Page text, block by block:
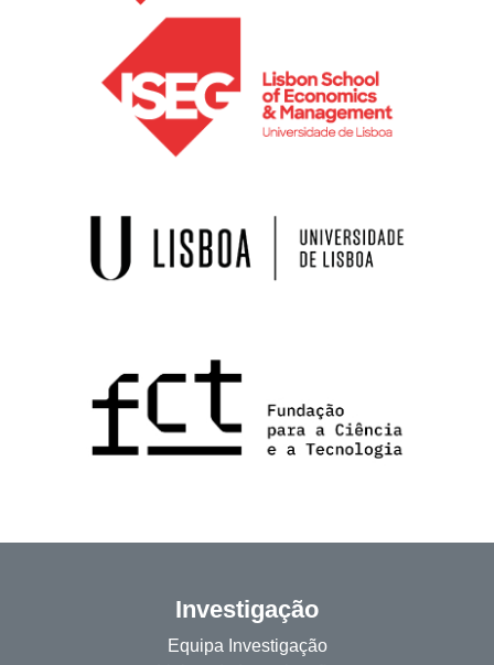
Investigação
Equipa Investigação